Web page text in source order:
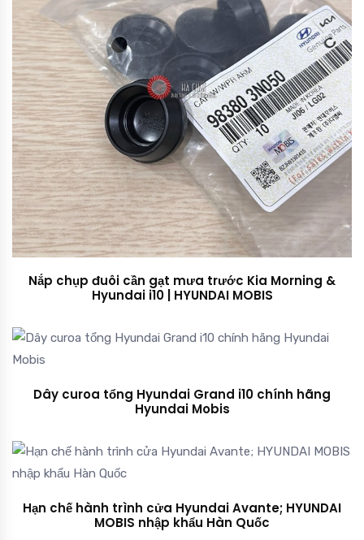
Nắp chụp đuôi cần gạt mưa trước Kia Morning &
Hyundai i10 | HYUNDAI MOBIS
Dây curoa tổng Hyundai Grand i10 chính hãng
Hyundai Mobis
Hạn chế hành trình cửa Hyundai Avante; HYUNDAI
MOBIS nhập khẩu Hàn Quốc